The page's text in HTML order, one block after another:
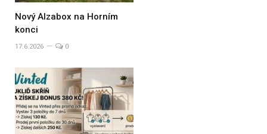
Nový Alzabox na Horním
konci
17.6.2026 0